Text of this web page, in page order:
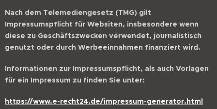
Nach dem Telemediengesetz (TMG) gilt
Impressumspflicht für Websiten, insbesondere wenn
diese zu Geschäftszwecken verwendet, journalistisch
genutzt oder durch Werbeeinnahmen finanziert wird.
Informationen zur Impressumspflicht, als auch Vorlagen
für ein Impressum zu finden Sie unter:
https://www.e-recht24.de/impressum-generator.html